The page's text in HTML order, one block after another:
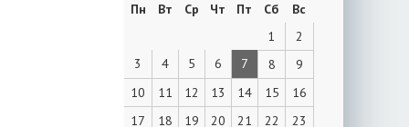
Пн Вт Ср Чт Пт Сб
Вс
1
2
3
4 5 6 7 8
9
10
11 12 13 14 15
16
17
18 19 20 21 22 23